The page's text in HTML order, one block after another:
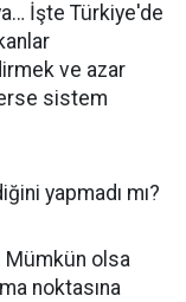
İşte Türkiye'de
ve azar
sistem
yapmadı mı?
Mümkün olsa
noktasına